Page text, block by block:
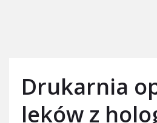
Drukarnia
leków z